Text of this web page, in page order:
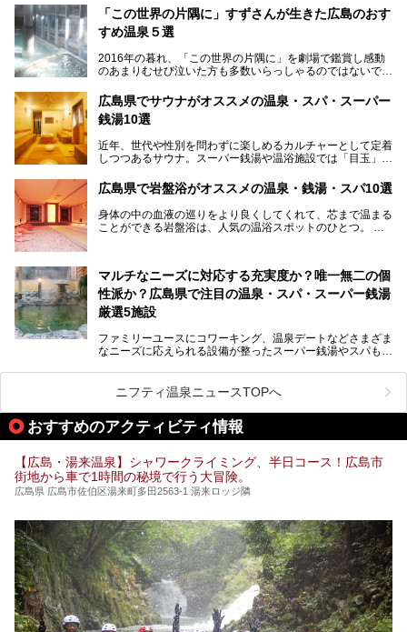
厳島神社と原爆ドームの2つの世界文化遺産があり、年間を
通して多数の観光客が訪れます。工業都市として栄えた呉市
や、坂の町・尾道市など、ゆっくり訪れたい町や観光スポッ
モン、全国にファンが多い広島風お好み焼きなどのグルメも
充実。
銭湯をご紹介します。
「この世界の片隅に」すずさんが生きた広島のおす
すめ温泉５選
2016年の暮れ、「この世界の片隅に」を劇場で鑑賞し感動
のあまりむせび泣いた方も多数いらっしゃるのではないでし
あの夏のヒロシマを生きた主人公すずさんの笑顔が、今もど
こかに輝きつづけていることをふと思い浮かべます。
そんな映画の舞台となった広島県呉市を中心に、広島のおす
広島県でサウナがオススメの温泉・スパ・スーパー
銭湯10選
近年、世代や性別を問わずに楽しめるカルチャーとして定着
しつつあるサウナ。スーパー銭湯や温浴施設では「目玉」と
わりと身体の内部を温めて発汗を促すサウナは、リフレッシ
ュ効果はもちろん、代謝が高まり健康や美容にも良い影響が
期待されます。今回はそんなサウナにこだわった、広島県内
のオススメ温泉・銭湯・スパ10ヶ所を紹介させていただき
ます。
広島県で岩盤浴がオススメの温泉・銭湯・スパ10選
身体の中の血液の巡りをより良くしてくれて、芯まで温まる
ことができる岩盤浴は、人気の温浴スポットのひとつ。
る、広島県でオススメの温泉・銭湯・スパをご紹介していき
ます！
マルチなニーズに対応する充実度か？唯一無二の個
性派か？広島県で注目の温泉・スパ・スーパー銭湯
厳選5施設
ファミリーユースにコワーキング、温泉デートなどさまざま
なニーズに応えられる設備が整ったスーパー銭湯やスパも、
いった個性が魅力の温泉も、どちらも充実している広島県。
今回は、そんな広島県にある温浴施設のなかから、筆者が
「一度訪ねてみたい」と気になっている魅力的な施設を5件
ピックアップして紹介します。
※2021/07/30時点の情報です。
ニフティ温泉ニュースTOPへ
おすすめのアクティビティ情報
【広島・湯来温泉】シャワークライミング、半日コース！広島市
街地から車で1時間の秘境で行う大冒険。
広島県 広島市佐伯区湯来町多田2563-1 湯来ロッジ隣